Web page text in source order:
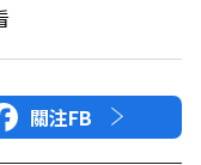
關注FB